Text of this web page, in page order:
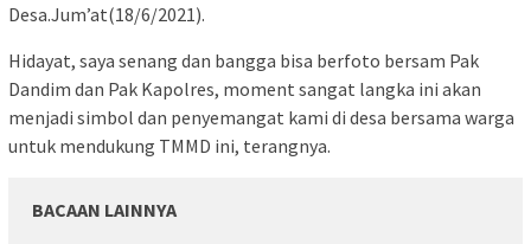
Desa.Jum’at(18/6/2021).
Hidayat, saya senang dan bangga bisa berfoto bersam Pak
Dandim dan Pak Kapolres, moment sangat langka ini akan
menjadi simbol dan penyemangat kami di desa bersama warga
untuk mendukung TMMD ini, terangnya.
BACAAN LAINNYA